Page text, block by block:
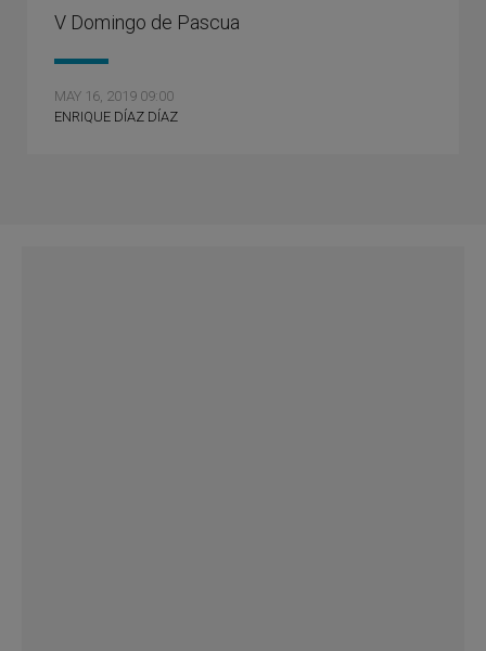
V Domingo de Pascua
MAY 16, 2019 09:00
ENRIQUE DÍAZ DÍAZ